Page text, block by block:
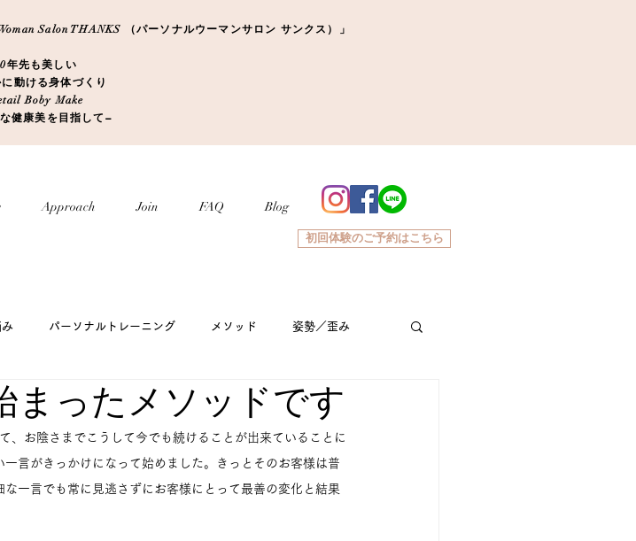
Salon THANKS （パーソナルウーマンサロン サンクス）」
年先も美しい
動ける身体づくり
Boby Make
健康美を目指して−
Approach Join FAQ Blog
初回体験のご予約はこちら
み パーソナルトレーニング メソッド 姿勢／歪み
まったメソッドです
、お陰さまでこうして今でも続けることが出来ていることに
言がきっかけになって始めました。きっとそのお客様は普
一言でも常に見逃さずにお客様にとって最善の変化と結果